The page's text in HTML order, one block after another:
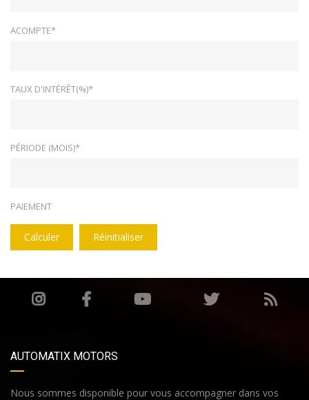
ACOMPTE*
TAUX D'INTÉRÊT(%)*
PÉRIODE (MOIS)*
PAIEMENT
Calculer Réinitialiser
AUTOMATIX MOTORS
Nous sommes disponible pour vous accompagner dans vos